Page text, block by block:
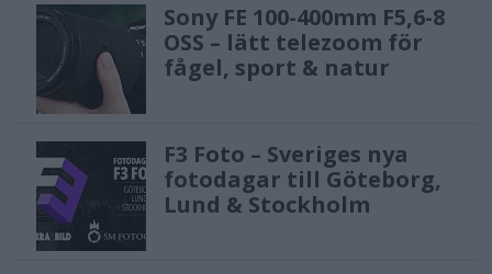
Sony FE 100-400mm F5,6-8
OSS – lätt telezoom för
fågel, sport & natur
F3 Foto – Sveriges nya
fotodagar till Göteborg,
Lund & Stockholm